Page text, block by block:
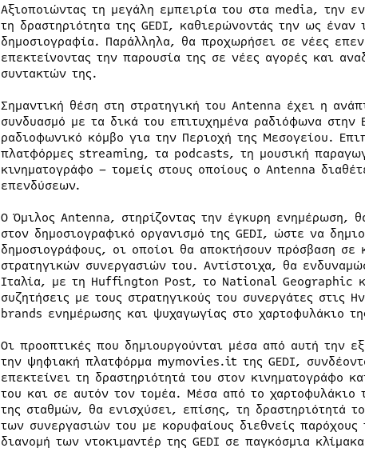
Αξιοποιώντας τη μεγάλη εμπειρία του στα media, την
τη δραστηριότητα της GEDI, καθιερώνοντάς την ως
δημοσιογραφία. Παράλληλα, θα προχωρήσει σε νέες
επεκτείνοντας την παρουσία της σε νέες αγορές και
συντακτών της.
Σημαντική θέση στη στρατηγική του Antenna έχει η
συνδυασμό με τα δικά του επιτυχημένα ραδιόφωνα
ραδιοφωνικό κόμβο για την Περιοχή της Μεσογείου.
πλατφόρμες streaming, τα podcasts, τη μουσική
κινηματογράφο – τομείς στους οποίους ο Antenna
επενδύσεων.
Ο Όμιλος Antenna, στηρίζοντας την έγκυρη ενημέρωση,
στον δημοσιογραφικό οργανισμό της GEDI, ώστε να
δημοσιογράφους, οι οποίοι θα αποκτήσουν πρόσβαση
στρατηγικών συνεργασιών του. Αντίστοιχα, θα
Ιταλία, με τη Huffington Post, το National Geographic
συζητήσεις με τους στρατηγικούς του συνεργάτες στις
brands ενημέρωσης και ψυχαγωγίας στο χαρτοφυλάκιο
Οι προοπτικές που δημιουργούνται μέσα από αυτή την
την ψηφιακή πλατφόρμα mymovies.it της GEDI,
επεκτείνει τη δραστηριότητά του στον κινηματογράφο
του και σε αυτόν τον τομέα. Μέσα από το
της σταθμών, θα ενισχύσει, επίσης, τη δραστηριότητά
των συνεργασιών του με κορυφαίους διεθνείς
διανομή των ντοκιμαντέρ της GEDI σε παγκόσμια